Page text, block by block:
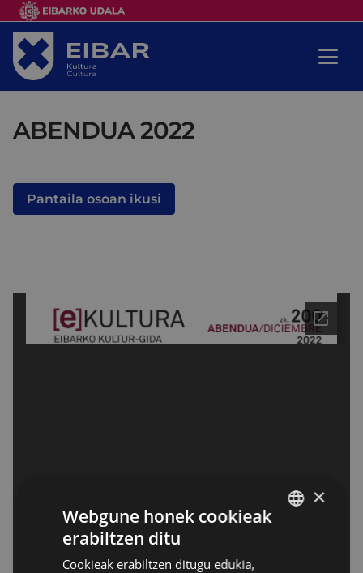
ABENDUA 2022
Pantaila osoan ikusi
×
Webgune honek cookieak
erabiltzen ditu
Cookieak erabiltzen ditugu edukia,